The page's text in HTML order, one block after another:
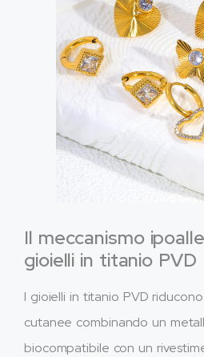
Il meccanismo
gioielli in titanio PVD
I gioielli in titanio PVD
cutanee combinando un
biocompatibile con un